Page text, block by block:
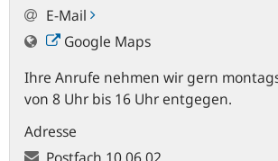
E-Mail
Google Maps
Ihre Anrufe nehmen wir gern
von 8 Uhr bis 16 Uhr entgegen.
Adresse